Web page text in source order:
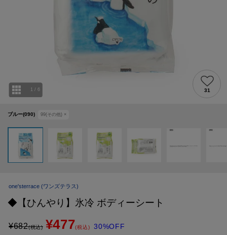
ブルー(090) 99(その他) ×
1 / 6 31
one'sterrace (ワンズテラス)
◆【ひんやり】氷冷 ボディーシート
¥682(税込) ¥477(税込) 30%OFF